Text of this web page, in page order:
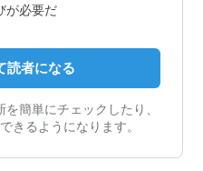
が必要だ
読者になる
簡単にチェックしたり、
きるようになります。